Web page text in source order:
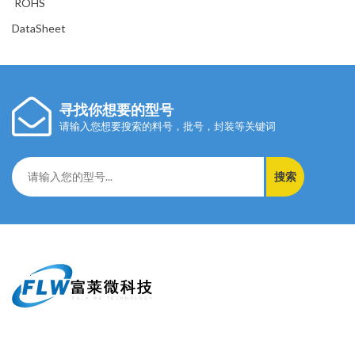
ROHS
DataSheet
寻找你想要的型号
请输入您想要搜索的料号，批号，封装等关键词
搜索